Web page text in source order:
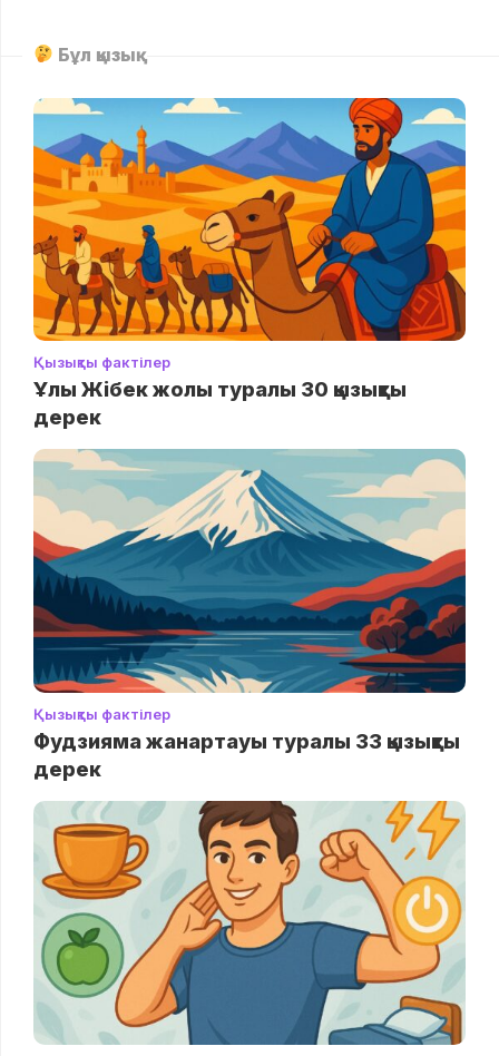
Бұл қызық
Қызықты фактілер
Ұлы Жібек жолы туралы 30 қызықты
дерек
Қызықты фактілер
Фудзияма жанартауы туралы 33 қызықты
дерек